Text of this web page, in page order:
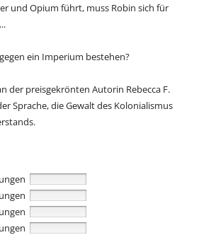
und Opium führt, muss Robin sich für
ein Imperium bestehen?
der preisgekrönten Autorin Rebecca F.
Sprache, die Gewalt des Kolonialismus